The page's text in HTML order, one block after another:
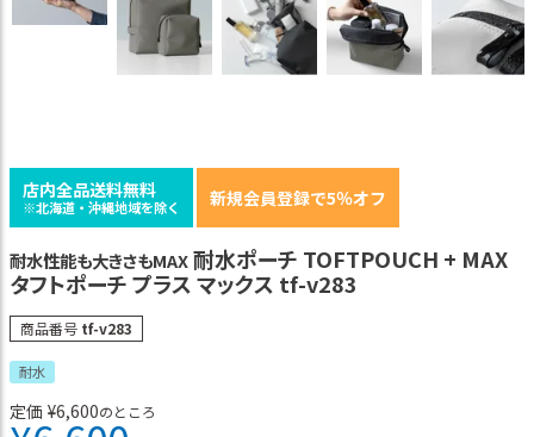
店内全品送料無料
※北海道・沖縄地域を除く 新規会員登録で5％オフ
耐水性能も大きさもMAX耐水ポーチ TOFTPOUCH + MAX
タフトポーチ プラス マックス tf-v283
商品番号 tf-v283
耐水
定価 ¥6,600のところ